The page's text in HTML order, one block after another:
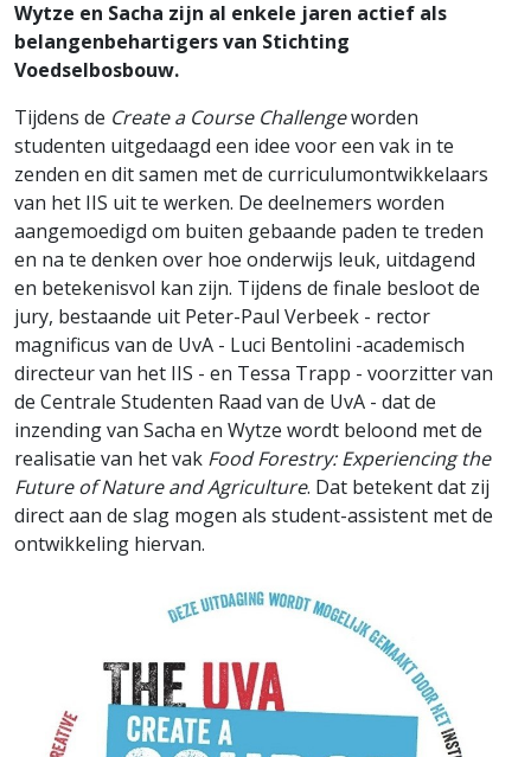
Wytze en Sacha zijn al enkele jaren actief als
belangenbehartigers van Stichting
Voedselbosbouw.
Tijdens de Create a Course Challengeworden
studenten uitgedaagd een idee voor een vak in te
zenden en dit samen met de curriculumontwikkelaars
van het IIS uit te werken. De deelnemers worden
aangemoedigd om buiten gebaande paden te treden
en na te denken over hoe onderwijs leuk, uitdagend
en betekenisvol kan zijn. Tijdens de finale besloot de
jury, bestaande uit Peter-Paul Verbeek - rector
magnificus van de UvA - Luci Bentolini -academisch
directeur van het IIS - en Tessa Trapp - voorzitter van
de Centrale Studenten Raad van de UvA - dat de
inzending van Sacha en Wytze wordt beloond met de
realisatie van het vak Food Forestry: Experiencing the
Future of Nature and Agriculture. Dat betekent dat zij
direct aan de slag mogen als student-assistent met de
ontwikkeling hiervan.